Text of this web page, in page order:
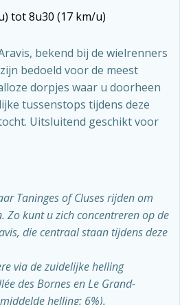
tot 8u30 (17 km/u)
bekend bij de wielrenners
bedoeld voor de meest
dorpjes waar u doorheen
tussenstops tijdens deze
Uitsluitend geschikt voor
Taninges of Cluses rijden om
Zo kunt u zich concentreren op de
die centraal staan tijdens deze
via de zuidelijke helling
des Bornes en Le Grand-
helling: 6%).